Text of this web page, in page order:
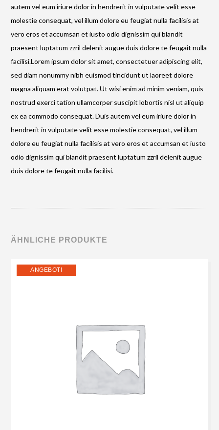
autem vel eum iriure dolor in hendrerit in vulputate velit esse
molestie consequat, vel illum dolore eu feugiat nulla facilisis at
vero eros et accumsan et iusto odio dignissim qui blandit
praesent luptatum zzril delenit augue duis dolore te feugait nulla
facilisi.Lorem ipsum dolor sit amet, consectetuer adipiscing elit,
sed diam nonummy nibh euismod tincidunt ut laoreet dolore
magna aliquam erat volutpat. Ut wisi enim ad minim veniam, quis
nostrud exerci tation ullamcorper suscipit lobortis nisl ut aliquip
ex ea commodo consequat. Duis autem vel eum iriure dolor in
hendrerit in vulputate velit esse molestie consequat, vel illum
dolore eu feugiat nulla facilisis at vero eros et accumsan et iusto
odio dignissim qui blandit praesent luptatum zzril delenit augue
duis dolore te feugait nulla facilisi.
ÄHNLICHE PRODUKTE
ANGEBOT!